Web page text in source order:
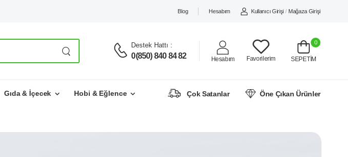
Blog Hesabım Kullanıcı Girişi / Mağaza Girişi
Destek Hattı :
0(850) 840 84 82 Hesabım Favorilerim
0
SEPETİM
Gıda & İçecek Hobi & Eğlence Çok Satanlar Öne Çıkan Ürünler